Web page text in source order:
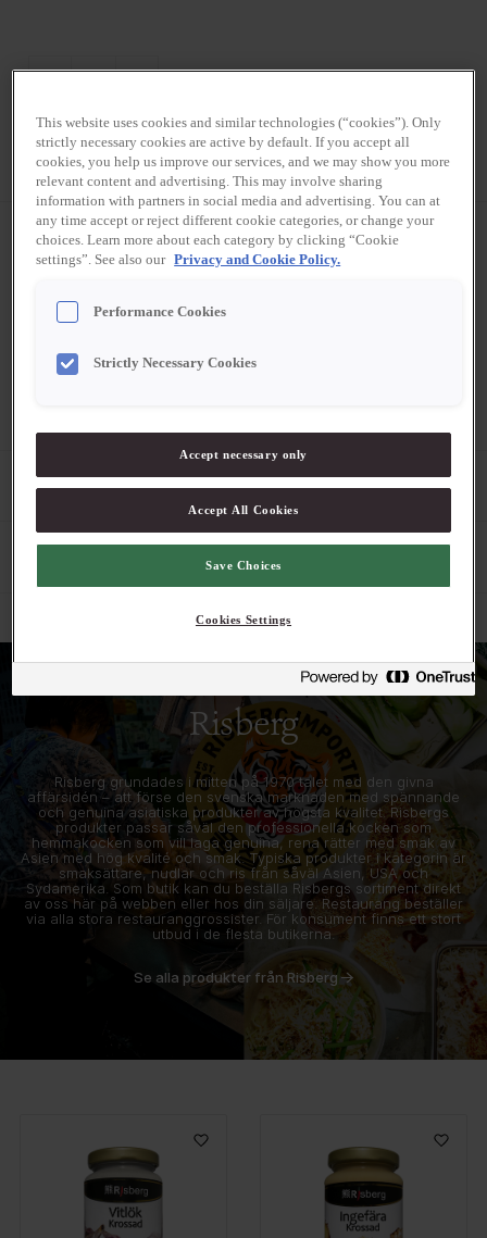
Styck Kartong (12x50 g)
Logga in för att se pris
Produktbeskrivning
Risberg
Risberg grundades i mitten på 1970 talet med den givna
affärsidén – att förse den svenska marknaden med spännande
och genuina asiatiska produkter av högsta kvalitet. Risbergs
produkter passar såväl den professionella kocken som
hemmakocken som vill laga genuina, rena rätter med smak av
Asien med hög kvalité och smak. Typiska produkter i kategorin är
smaksättare, nudlar och ris från såväl Asien, USA och
Sydamerika. Som butik kan du beställa Risbergs sortiment direkt
av oss här på webben eller hos din säljare. Restaurang beställer
via alla stora restauranggrossister. För konsument finns ett stort
utbud i de flesta butikerna.
Se alla produkter från Risberg
This website uses cookies and similar technologies (“cookies”). Only
strictly necessary cookies are active by default. If you accept all
cookies, you help us improve our services, and we may show you more
relevant content and advertising. This may involve sharing
information with partners in social media and advertising. You can at
any time accept or reject different cookie categories, or change your
choices. Learn more about each category by clicking “Cookie
settings”. See also our Privacy and Cookie Policy.
Performance Cookies
Strictly Necessary Cookies
Accept necessary only
Accept All Cookies
Save Choices
Cookies Settings